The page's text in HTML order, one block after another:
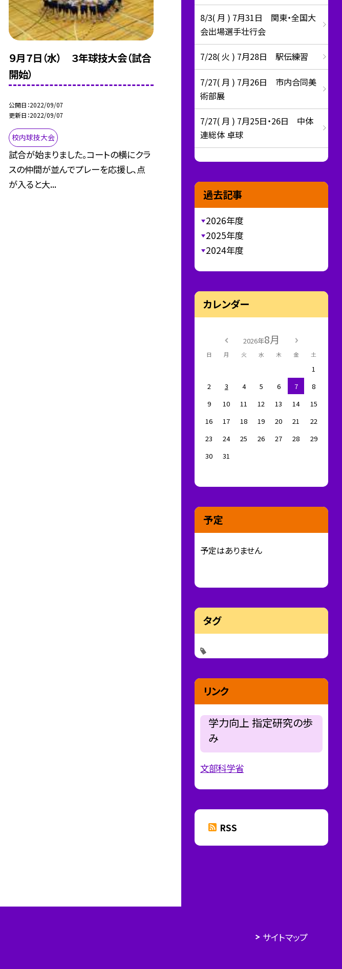
９月７日（水） ３年球技大会（試合
開始）
公開日 2022/09/07
更新日 2022/09/07
校内球技大会
試合が始まりました。コートの横にクラ
スの仲間が並んでプレーを応援し、点
が入ると大...
8/3( 月 ) 7月31日 関東・全国大
会出場選手壮行会
7/28( 火 ) 7月28日 駅伝練習
7/27( 月 ) 7月26日 市内合同美
術部展
7/27( 月 ) 7月25日・26日 中体
連総体 卓球
過去記事
2026年度
2025年度
2024年度
カレンダー
2026年8月
日 月 火 水 木 金 土
1
2
3 4 5 6 7
8
9
10 11 12 13 14
15
16
17 18 19 20 21
22
23
24 25 26 27 28
29
30
31
予定
予定はありません
タグ
リンク
学力向上 指定研究の歩
み
文部科学省
RSS
サイトマップ